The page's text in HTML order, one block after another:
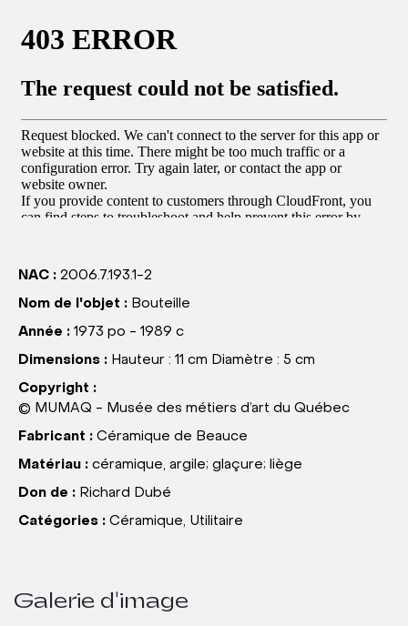
NAC : 2006.7.193.1-2
Nom de l'objet : Bouteille
Année : 1973 po - 1989 c
Dimensions : Hauteur : 11 cm Diamètre : 5 cm
Copyright :
© MUMAQ - Musée des métiers d’art du Québec
Fabricant : Céramique de Beauce
Matériau : céramique, argile; glaçure; liège
Don de : Richard Dubé
Catégories : Céramique, Utilitaire
Galerie d'image